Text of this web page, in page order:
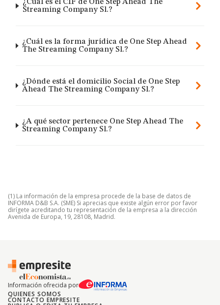
¿Cuál es el CIF de One Step Ahead The
Streaming Company Sl.?
¿Cuál es la forma jurídica de One Step Ahead
The Streaming Company Sl.?
¿Dónde está el domicilio Social de One Step
Ahead The Streaming Company Sl.?
¿A qué sector pertenece One Step Ahead The
Streaming Company Sl.?
(1) La información de la empresa procede de la base de datos de
INFORMA D&B S.A. (SME) Si aprecias que existe algún error por favor
dirígete acreditando tu representación de la empresa a la dirección
Avenida de Europa, 19, 28108, Madrid.
Información ofrecida por
QUIENES SOMOS
CONTACTO EMPRESITE